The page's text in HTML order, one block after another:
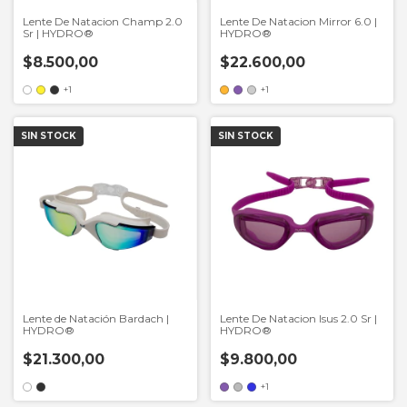
Lente De Natacion Champ 2.0
Sr | HYDRO®
$8.500,00
+1
Lente De Natacion Mirror 6.0 |
HYDRO®
$22.600,00
+1
SIN STOCK
Lente de Natación Bardach |
HYDRO®
$21.300,00
SIN STOCK
Lente De Natacion Isus 2.0 Sr |
HYDRO®
$9.800,00
+1